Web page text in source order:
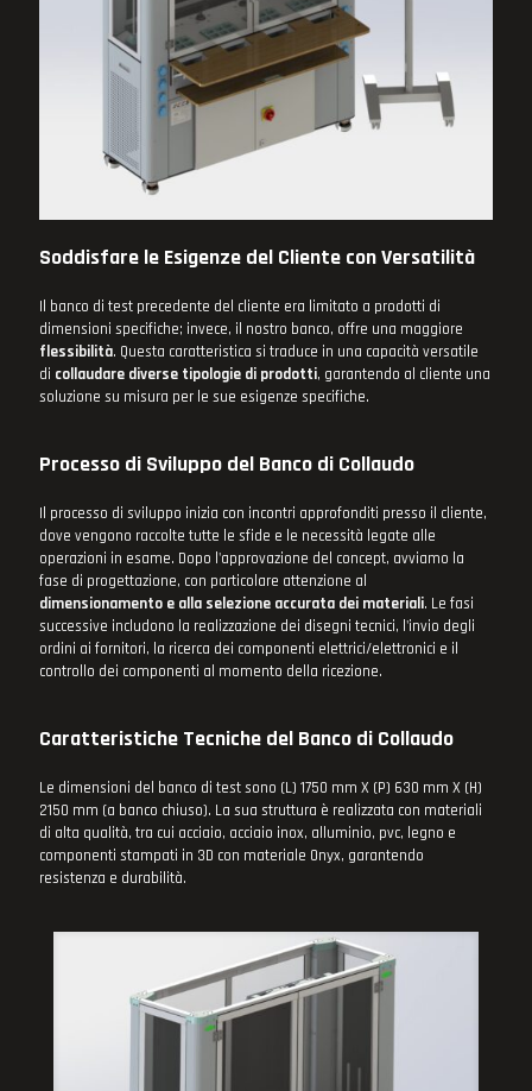
Soddisfare le Esigenze del Cliente con Versatilità
Il banco di test precedente del cliente era limitato a prodotti di
dimensioni specifiche; invece, il nostro banco, offre una maggiore
flessibilità. Questa caratteristica si traduce in una capacità versatile
di collaudare diverse tipologie di prodotti, garantendo al cliente una
soluzione su misura per le sue esigenze specifiche.
Processo di Sviluppo del Banco di Collaudo
Il processo di sviluppo inizia con incontri approfonditi presso il cliente,
dove vengono raccolte tutte le sfide e le necessità legate alle
operazioni in esame. Dopo l'approvazione del concept, avviamo la
fase di progettazione, con particolare attenzione al
dimensionamento e alla selezione accurata dei materiali. Le fasi
successive includono la realizzazione dei disegni tecnici, l'invio degli
ordini ai fornitori, la ricerca dei componenti elettrici/elettronici e il
controllo dei componenti al momento della ricezione.
Caratteristiche Tecniche del Banco di Collaudo
Le dimensioni del banco di test sono (L) 1750 mm X (P) 630 mm X (H)
2150 mm (a banco chiuso). La sua struttura è realizzata con materiali
di alta qualità, tra cui acciaio, acciaio inox, alluminio, pvc, legno e
componenti stampati in 3D con materiale Onyx, garantendo
resistenza e durabilità.